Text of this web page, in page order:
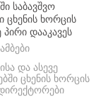
საბავშვო
ცხენის ხორცის
პირი დააკავეს
და ასევე
ცხენის ხორცის